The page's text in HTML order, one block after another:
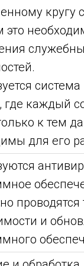
кругу
это
где каждый
к тем
для его
проводятся
и